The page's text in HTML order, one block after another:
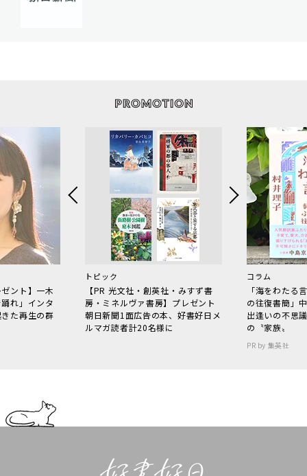
ント】一木
れ」インタ
た再生の群
トピック
【PR 光文社・創英社・みすず書
房・ミネルヴァ書房】プレゼント
朝日新聞1面広告の本、好書好日メ
ルマガ読者計20名様に
コラム
「海をわた
の往復書簡」
出逢いの不思
の〝家族〟
PR by 集英社